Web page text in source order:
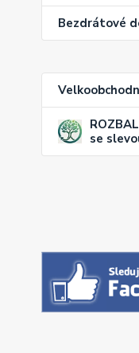
Bezdrátové
se